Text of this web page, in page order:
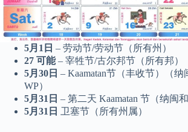
5月1日 – 劳动节/劳动节（所有州）
27 可能– 宰牲节/古尔邦节（所有邦）
5月30日 – Kaamatan节（丰收节）（纳
WP）
5月31日 – 第二天 Kaamatan 节（纳闽
5月31日 卫塞节（所有州属）